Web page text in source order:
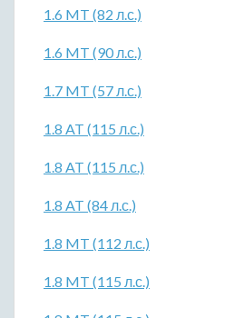
1.6 MT (82 л.с.)
1.6 MT (90 л.с.)
1.7 MT (57 л.с.)
1.8 AT (115 л.с.)
1.8 AT (115 л.с.)
1.8 AT (84 л.с.)
1.8 MT (112 л.с.)
1.8 MT (115 л.с.)